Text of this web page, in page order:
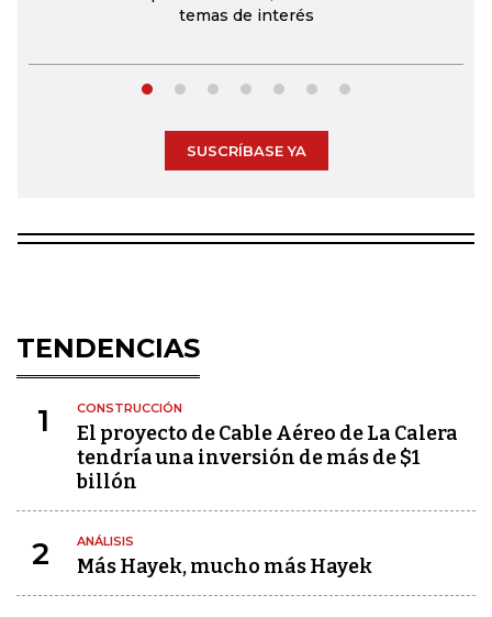
temas de interés
SUSCRÍBASE YA
TENDENCIAS
1 CONSTRUCCIÓN
El proyecto de Cable Aéreo de La Calera
tendría una inversión de más de $1
billón
2 ANÁLISIS
Más Hayek, mucho más Hayek